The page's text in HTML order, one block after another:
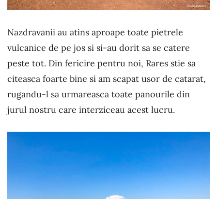
Nazdravanii au atins aproape toate pietrele
vulcanice de pe jos si si-au dorit sa se catere
peste tot. Din fericire pentru noi, Rares stie sa
citeasca foarte bine si am scapat usor de catarat,
rugandu-l sa urmareasca toate panourile din
jurul nostru care interziceau acest lucru.